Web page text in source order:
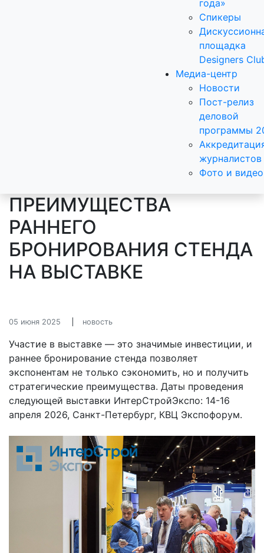
года»
Спикеры
площадка
Designers
Медиа-центр
Новости
Пост-релиз
деловой
программы
журналистов
Фото и видео
ПРЕИМУЩЕСТВА
РАННЕГО
БРОНИРОВАНИЯ СТЕНДА
НА ВЫСТАВКЕ
05 июня 2025 новость
Участие в выставке — это значимые инвестиции, и
раннее бронирование стенда позволяет
экспонентам не только сэкономить, но и получить
стратегические преимущества. Даты проведения
следующей выставки ИнтерСтройЭкспо: 14-16
апреля 2026, Санкт-Петербург, КВЦ Экспофорум.